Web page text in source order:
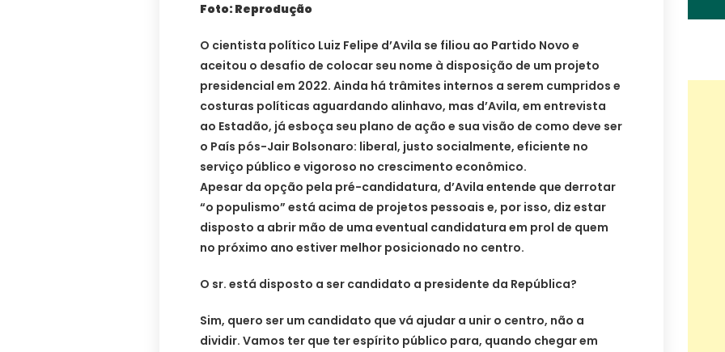
Foto: Reprodução
O cientista político Luiz Felipe d’Avila se filiou ao Partido Novo e
aceitou o desafio de colocar seu nome à disposição de um projeto
presidencial em 2022. Ainda há trâmites internos a serem cumpridos e
costuras políticas aguardando alinhavo, mas d’Avila, em entrevista
ao Estadão, já esboça seu plano de ação e sua visão de como deve ser
o País pós-Jair Bolsonaro: liberal, justo socialmente, eficiente no
serviço público e vigoroso no crescimento econômico.
Apesar da opção pela pré-candidatura, d’Avila entende que derrotar
“o populismo” está acima de projetos pessoais e, por isso, diz estar
disposto a abrir mão de uma eventual candidatura em prol de quem
no próximo ano estiver melhor posicionado no centro.
O sr. está disposto a ser candidato a presidente da República?
Sim, quero ser um candidato que vá ajudar a unir o centro, não a
dividir. Vamos ter que ter espírito público para, quando chegar em